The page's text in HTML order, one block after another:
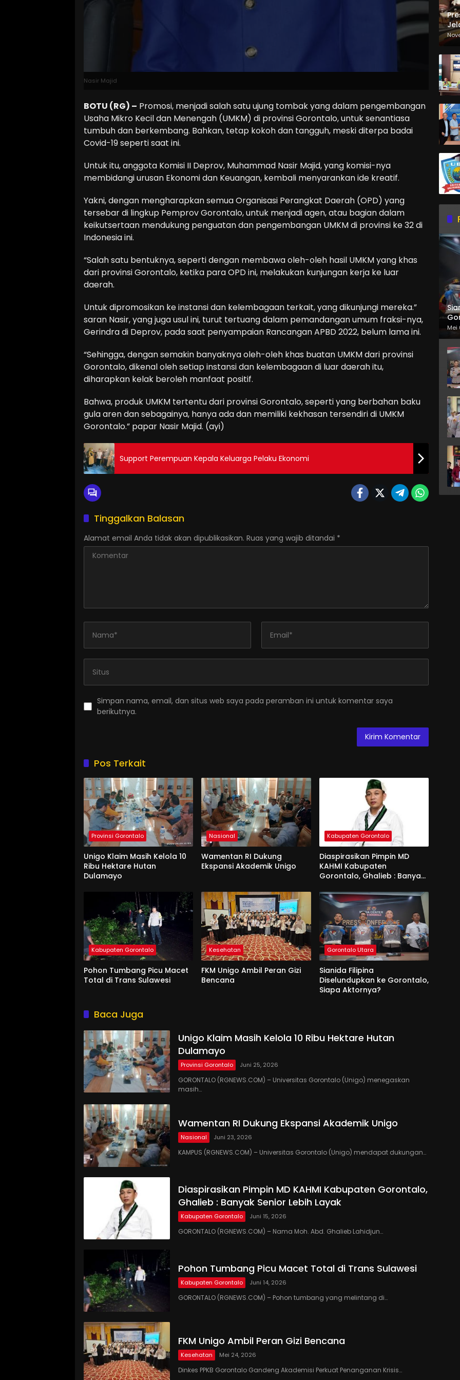
Nasir Majid
BOTU (RG) – Promosi, menjadi salah satu ujung tombak yang dalam pengembangan
Usaha Mikro Kecil dan Menengah (UMKM) di provinsi Gorontalo, untuk senantiasa
tumbuh dan berkembang. Bahkan, tetap kokoh dan tangguh, meski diterpa badai
Covid-19 seperti saat ini.
Untuk itu, anggota Komisi II Deprov, Muhammad Nasir Majid, yang komisi-nya
membidangi urusan Ekonomi dan Keuangan, kembali menyarankan ide kreatif.
Yakni, dengan mengharapkan semua Organisasi Perangkat Daerah (OPD) yang
tersebar di lingkup Pemprov Gorontalo, untuk menjadi agen, atau bagian dalam
keikutsertaan mendukung penguatan dan pengembangan UMKM di provinsi ke 32 di
Indonesia ini.
“Salah satu bentuknya, seperti dengan membawa oleh-oleh hasil UMKM yang khas
dari provinsi Gorontalo, ketika para OPD ini, melakukan kunjungan kerja ke luar
daerah.
Untuk dipromosikan ke instansi dan kelembagaan terkait, yang dikunjungi mereka.”
saran Nasir, yang juga usul ini, turut tertuang dalam pemandangan umum fraksi-nya,
Gerindra di Deprov, pada saat penyampaian Rancangan APBD 2022, belum lama ini.
“Sehingga, dengan semakin banyaknya oleh-oleh khas buatan UMKM dari provinsi
Gorontalo, dikenal oleh setiap instansi dan kelembagaan di luar daerah itu,
diharapkan kelak beroleh manfaat positif.
Bahwa, produk UMKM tertentu dari provinsi Gorontalo, seperti yang berbahan baku
gula aren dan sebagainya, hanya ada dan memiliki kekhasan tersendiri di UMKM
Gorontalo.” papar Nasir Majid. (ayi)
Support Perempuan Kepala Keluarga Pelaku Ekonomi
Tinggalkan Balasan
Alamat email Anda tidak akan dipublikasikan. Ruas yang wajib ditandai *
Simpan nama, email, dan situs web saya pada peramban ini untuk komentar saya
berikutnya.
Pos Terkait
Provinsi Gorontalo
Unigo Klaim Masih Kelola 10
Ribu Hektare Hutan
Dulamayo
Nasional
Wamentan RI Dukung
Ekspansi Akademik Unigo
Kabupaten Gorontalo
Diaspirasikan Pimpin MD
KAHMI Kabupaten
Gorontalo, Ghalieb : Banyak
Kabupaten Gorontalo
Pohon Tumbang Picu Macet
Total di Trans Sulawesi
Kesehatan
FKM Unigo Ambil Peran Gizi
Bencana
Gorontalo Utara
Sianida Filipina
Diselundupkan ke Gorontalo,
Siapa Aktornya?
Baca Juga
Unigo Klaim Masih Kelola 10 Ribu Hektare Hutan
Dulamayo
Provinsi Gorontalo Juni 25, 2026
GORONTALO (RGNEWS.COM) – Universitas Gorontalo (Unigo) menegaskan
masih…
Wamentan RI Dukung Ekspansi Akademik Unigo
Nasional Juni 23, 2026
KAMPUS (RGNEWS.COM) – Universitas Gorontalo (Unigo) mendapat dukungan…
Diaspirasikan Pimpin MD KAHMI Kabupaten Gorontalo,
Ghalieb : Banyak Senior Lebih Layak
Kabupaten Gorontalo Juni 15, 2026
GORONTALO (RGNEWS.COM) – Nama Moh. Abd. Ghalieb Lahidjun…
Pohon Tumbang Picu Macet Total di Trans Sulawesi
Kabupaten Gorontalo Juni 14, 2026
GORONTALO (RGNEWS.COM) – Pohon tumbang yang melintang di…
FKM Unigo Ambil Peran Gizi Bencana
Kesehatan Mei 24, 2026
Dinkes PPKB Gorontalo Gandeng Akademisi Perkuat Penanganan Krisis…
Mei